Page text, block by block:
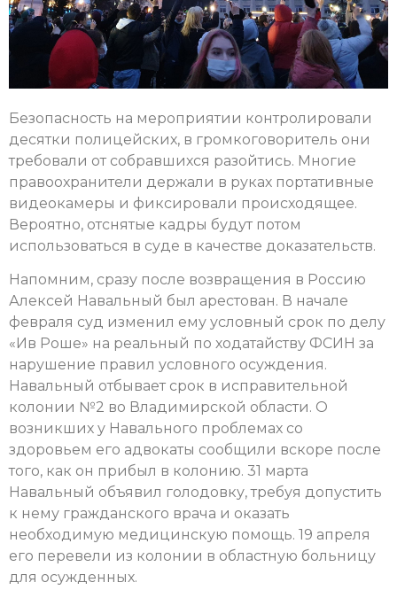
Безопасность на мероприятии контролировали
десятки полицейских, в громкоговоритель они
требовали от собравшихся разойтись. Многие
правоохранители держали в руках портативные
видеокамеры и фиксировали происходящее.
Вероятно, отснятые кадры будут потом
использоваться в суде в качестве доказательств.
Напомним, сразу после возвращения в Россию
Алексей Навальный был арестован. В начале
февраля суд изменил ему условный срок по делу
«Ив Роше» на реальный по ходатайству ФСИН за
нарушение правил условного осуждения.
Навальный отбывает срок в исправительной
колонии №2 во Владимирской области. О
возникших у Навального проблемах со
здоровьем его адвокаты сообщили вскоре после
того, как он прибыл в колонию. 31 марта
Навальный объявил голодовку, требуя допустить
к нему гражданского врача и оказать
необходимую медицинскую помощь. 19 апреля
его перевели из колонии в областную больницу
для осужденных.